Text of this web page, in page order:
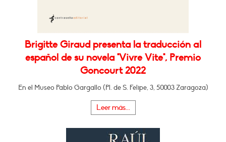
Brigitte Giraud presenta la traducción al
español de su novela "Vivre Vite", Premio
Goncourt 2022
En el Museo Pablo Gargallo (Pl. de S. Felipe, 3, 50003 Zaragoza)
Leer más...